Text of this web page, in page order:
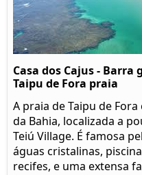
Casa dos Cajus - Barra
Taipu de Fora praia
A praia de Taipu de
da Bahia, localizada a
Teiú Village. É famosa
águas cristalinas,
recifes, e uma extensa